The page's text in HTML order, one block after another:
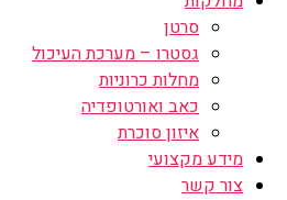
סרטן
גסטרו – מערכת העיכול
מחלות כרוניות
כאב ואורטופדיה
איזון סוכרת
מידע מקצועי
צור קשר